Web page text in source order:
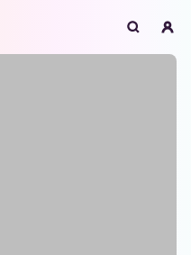
ondersteund